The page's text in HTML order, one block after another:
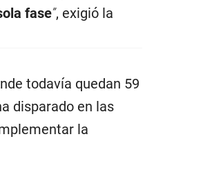
fase”, exigió la
todavía quedan 59
disparado en las
la